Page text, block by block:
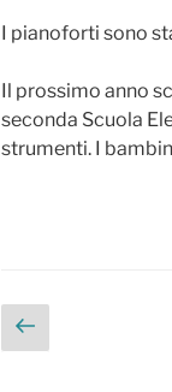
I pianoforti sono
Il prossimo anno
seconda Scuola
strumenti. I
Navigazione
Pagina